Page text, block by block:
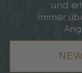
und
immer